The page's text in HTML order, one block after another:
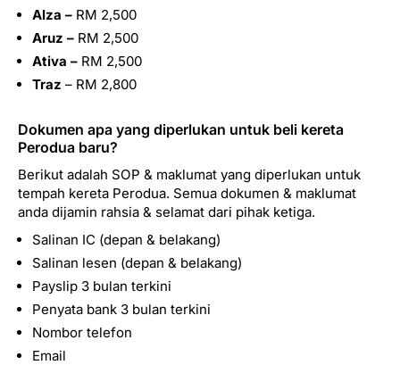
Alza – RM 2,500
Aruz – RM 2,500
Ativa – RM 2,500
Traz – RM 2,800
Dokumen apa yang diperlukan untuk beli kereta
Perodua baru?
Berikut adalah SOP & maklumat yang diperlukan untuk
tempah kereta Perodua. Semua dokumen & maklumat
anda dijamin rahsia & selamat dari pihak ketiga.
Salinan IC (depan & belakang)
Salinan lesen (depan & belakang)
Payslip 3 bulan terkini
Penyata bank 3 bulan terkini
Nombor telefon
Email